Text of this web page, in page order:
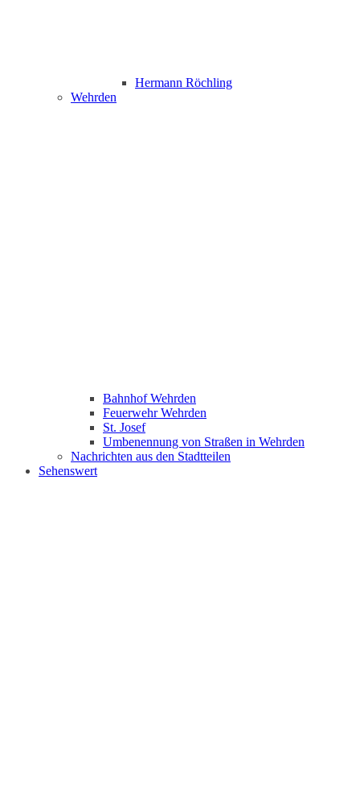
Hermann Röchling
Wehrden
Bahnhof Wehrden
Feuerwehr Wehrden
St. Josef
Umbenennung von Straßen in Wehrden
Nachrichten aus den Stadtteilen
Sehenswert